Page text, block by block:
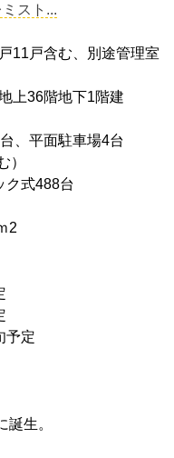
スト...
11戸含む、別途管理室
上36階地下1階建
、平面駐車場4台
）
式488台
2
予定
誕生。